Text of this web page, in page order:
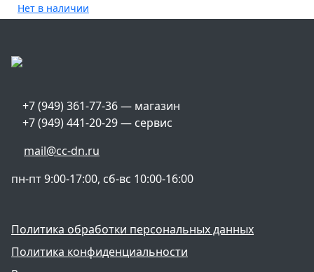
Нет в наличии
+7 (949) 361-77-36 — магазин
+7 (949) 441-20-29 — сервис
mail@cc-dn.ru
пн-пт 9:00-17:00, сб-вс 10:00-16:00
Политика обработки персональных данных
Политика конфиденциальности